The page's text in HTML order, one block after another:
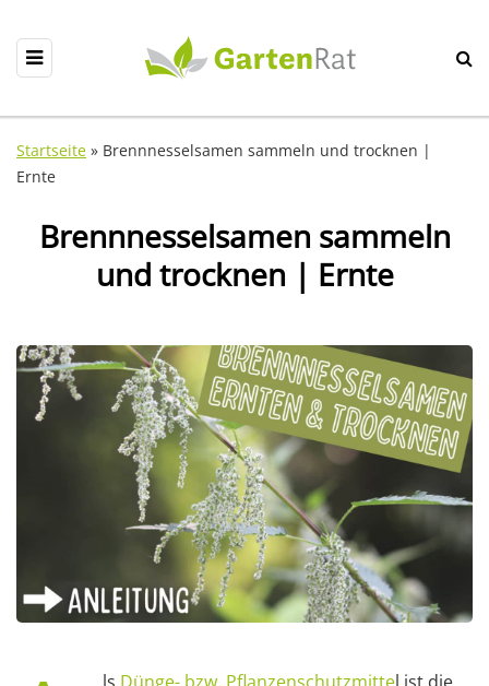
Startseite » Brennnesselsamen sammeln und trocknen |
Ernte
Brennnesselsamen sammeln
und trocknen | Ernte